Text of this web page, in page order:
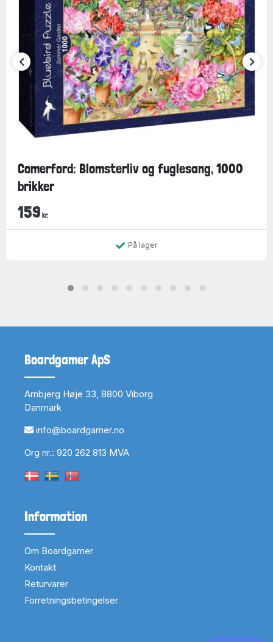
Comerford: Blomsterliv og fuglesang, 1000
brikker
159 kr.
På lager
Boardgamer ApS
Arnbjerg Høje 33, 8800 Viborg
Danmark
info@boardgamer.no
Org nr.: 920 262 813 MVA
Information
Om Boardgamer
Kontakt
Returvarer
Forretningsbetingelser